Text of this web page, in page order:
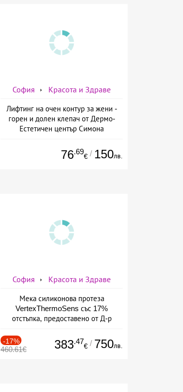
София Красота и Здраве
Лифтинг на очен контур за жени -
горен и долен клепач от Дермо-
Естетичен център Симона
76.69
€ / 150лв.
София Красота и Здраве
Мека силиконова протеза
VertexThermoSens със 17%
отстъпка, предоставено от Д-р
-17%
460.61€ 383.47
€ / 750лв.